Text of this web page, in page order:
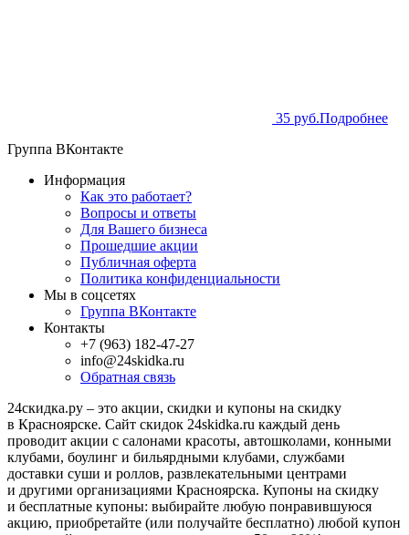
35 руб.Подробнее
Группа ВКонтакте
Информация
Как это работает?
Вопросы и ответы
Для Вашего бизнеса
Прошедшие акции
Публичная оферта
Политика конфиденциальности
Мы в соцсетях
Группа ВКонтакте
Контакты
+7 (963) 182-47-27
info@24skidka.ru
Обратная связь
24скидка.ру – это акции, скидки и купоны на скидку
в Красноярске. Сайт скидок 24skidka.ru каждый день
проводит акции с салонами красоты, автошколами, конными
клубами, боулинг и бильярдными клубами, службами
доставки суши и роллов, развлекательными центрами
и другими организациями Красноярска. Купоны на скидку
и бесплатные купоны: выбирайте любую понравившуюся
акцию, приобретайте (или получайте бесплатно) любой купон